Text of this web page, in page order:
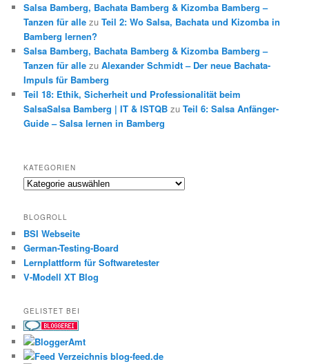
Salsa Bamberg, Bachata Bamberg & Kizomba Bamberg –
Tanzen für alle zuTeil 2: Wo Salsa, Bachata und Kizomba in
Bamberg lernen?
Salsa Bamberg, Bachata Bamberg & Kizomba Bamberg –
Tanzen für alle zuAlexander Schmidt – Der neue Bachata-
Impuls für Bamberg
Teil 18: Ethik, Sicherheit und Professionalität beim
SalsaSalsa Bamberg | IT & ISTQB zuTeil 6: Salsa Anfänger-
Guide – Salsa lernen in Bamberg
KATEGORIEN
Kategorien
BLOGROLL
BSI Webseite
German-Testing-Board
Lernplattform für Softwaretester
V-Modell XT Blog
GELISTET BEI